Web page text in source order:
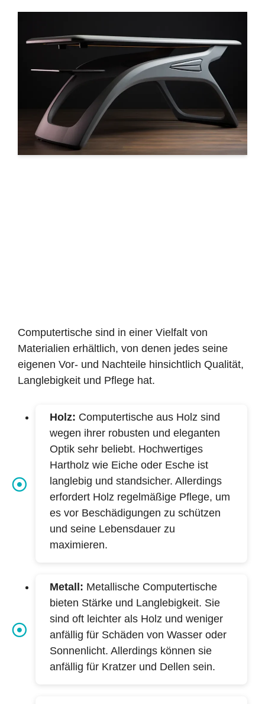
Computertische sind in einer Vielfalt von
Materialien erhältlich, von denen jedes seine
eigenen Vor- und Nachteile hinsichtlich Qualität,
Langlebigkeit und Pflege hat.
Holz: Computertische aus Holz sind
wegen ihrer robusten und eleganten
Optik sehr beliebt. Hochwertiges
Hartholz wie Eiche oder Esche ist
langlebig und standsicher. Allerdings
erfordert Holz regelmäßige Pflege, um
es vor Beschädigungen zu schützen
und seine Lebensdauer zu
maximieren.
Metall: Metallische Computertische
bieten Stärke und Langlebigkeit. Sie
sind oft leichter als Holz und weniger
anfällig für Schäden von Wasser oder
Sonnenlicht. Allerdings können sie
anfällig für Kratzer und Dellen sein.